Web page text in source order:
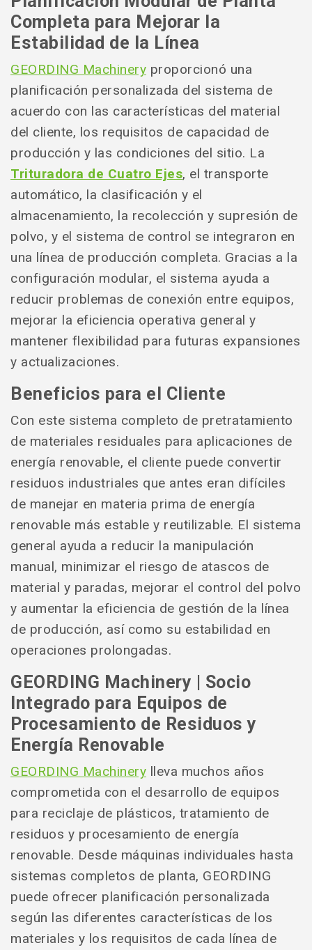
Completa para Mejorar la
Estabilidad de la Línea
GEORDING Machinery proporcionó una
planificación personalizada del sistema de
acuerdo con las características del material
del cliente, los requisitos de capacidad de
producción y las condiciones del sitio. La
Trituradora de Cuatro Ejes, el transporte
automático, la clasificación y el
almacenamiento, la recolección y supresión de
polvo, y el sistema de control se integraron en
una línea de producción completa. Gracias a la
configuración modular, el sistema ayuda a
reducir problemas de conexión entre equipos,
mejorar la eficiencia operativa general y
mantener flexibilidad para futuras expansiones
y actualizaciones.
Beneficios para el Cliente
Con este sistema completo de pretratamiento
de materiales residuales para aplicaciones de
energía renovable, el cliente puede convertir
residuos industriales que antes eran difíciles
de manejar en materia prima de energía
renovable más estable y reutilizable. El sistema
general ayuda a reducir la manipulación
manual, minimizar el riesgo de atascos de
material y paradas, mejorar el control del polvo
y aumentar la eficiencia de gestión de la línea
de producción, así como su estabilidad en
operaciones prolongadas.
GEORDING Machinery | Socio
Integrado para Equipos de
Procesamiento de Residuos y
Energía Renovable
GEORDING Machinery lleva muchos años
comprometida con el desarrollo de equipos
para reciclaje de plásticos, tratamiento de
residuos y procesamiento de energía
renovable. Desde máquinas individuales hasta
sistemas completos de planta, GEORDING
puede ofrecer planificación personalizada
según las diferentes características de los
materiales y los requisitos de cada línea de